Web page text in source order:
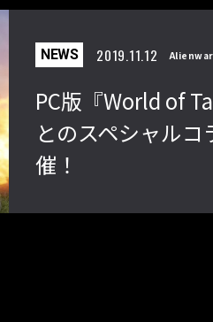
NEWS 2019.11.12
PC版『World of
とのスペシャル
催！